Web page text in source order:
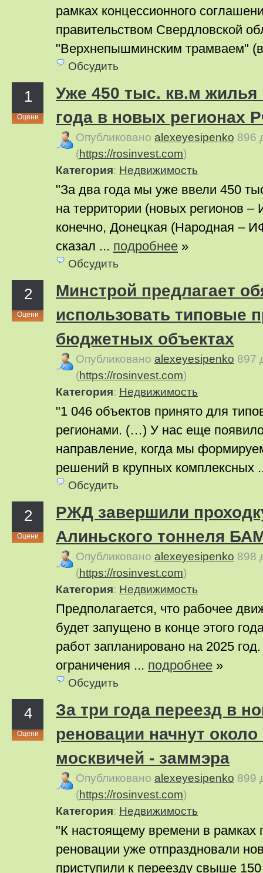
рамках концессионного
правительством Свердловской
"Верхнепышминским трамваем"
Обсудить
1
Оцени
Уже 450 тыс. кв.м жилья
года в новых регионах
Опубликовано alexeyesipenko 896
(https://rosinvest.com)
Категория: Недвижимость
"За два года мы уже ввели 450
на территории (новых регионов
конечно, Донецкая (Народная –
сказал ... подробнее »
Обсудить
2
Оцени
Минстрой предлагает
использовать типовые
бюджетных объектах
Опубликовано alexeyesipenko 897
(https://rosinvest.com)
Категория: Недвижимость
"1 046 объектов принято для
регионами. (…) У нас еще
направление, когда мы
решений в крупных комплексных
Обсудить
2
Оцени
РЖД завершили
Алиньского тоннеля
Опубликовано alexeyesipenko 898
(https://rosinvest.com)
Категория: Недвижимость
Предполагается, что рабочее
будет запущено в конце этого
работ запланировано на 2025
ограничения ... подробнее »
Обсудить
4
Оцени
За три года переезд в
реновации начнут
москвичей - заммэра
Опубликовано alexeyesipenko 899
(https://rosinvest.com)
Категория: Недвижимость
"К настоящему времени в рамках
реновации уже отпраздновали
приступили к переезду свыше